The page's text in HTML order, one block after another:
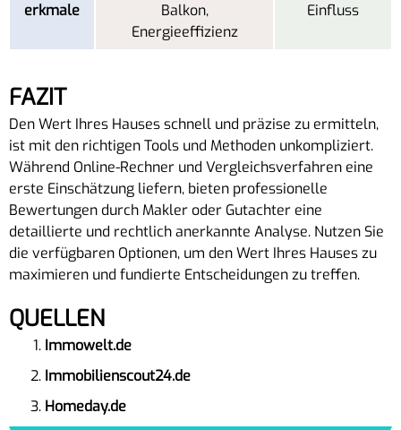
erkmale
Balkon,
Energieeffizienz
Einfluss
FAZIT
Den Wert Ihres Hauses schnell und präzise zu ermitteln,
ist mit den richtigen Tools und Methoden unkompliziert.
Während Online-Rechner und Vergleichsverfahren eine
erste Einschätzung liefern, bieten professionelle
Bewertungen durch Makler oder Gutachter eine
detaillierte und rechtlich anerkannte Analyse. Nutzen Sie
die verfügbaren Optionen, um den Wert Ihres Hauses zu
maximieren und fundierte Entscheidungen zu treffen.
QUELLEN
Immowelt.de
Immobilienscout24.de
Homeday.de